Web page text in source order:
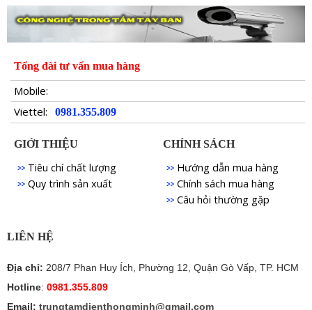
Tổng đài tư vấn mua hàng
Mobile:
Viettel:
0981.355.809
GIỚI THIỆU
Tiêu chí chất lượng
Quy trình sản xuất
CHÍNH SÁCH
Hướng dẫn mua hàng
Chính sách mua hàng
Câu hỏi thường gặp
LIÊN HỆ
Địa chỉ: 208/7 Phan Huy Ích, Phường 12, Quận Gò Vấp, TP. HCM
Hotline: 0981.355.809
Email: trungtamdienthongminh@gmail.com